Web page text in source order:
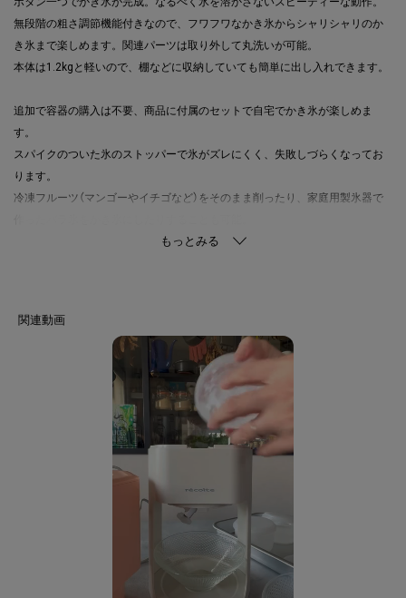
無段階の粗さ調節機能付きなので、フワフワなかき氷からシャリシャリのか
き氷まで楽しめます。関連パーツは取り外して丸洗いが可能。
本体は1.2kgと軽いので、棚などに収納していても簡単に出し入れできます。
追加で容器の購入は不要、商品に付属のセットで自宅でかき氷が楽しめま
す。
スパイクのついた氷のストッパーで氷がズレにくく、失敗しづらくなってお
ります。
冷凍フルーツ（マンゴーやイチゴなど）をそのまま削ったり、家庭用製氷器で
専用の製氷カップや家庭用製氷器を使ってジュースやヨーグルトなどを凍ら
パワフルモーターでハイスピードにかき氷を完成。素早く削れるので余計な
氷の溶けをなるべく抑え、粗さの調節もできるのでフワフワなかき氷からシ
ャリシャリのかき氷まで楽しめます。
スッキリシャープな見た目にお部屋に馴染むカラーを採用。
本体は1.2kgと軽量のため、しまう際にも取り回しがしやすくなっておりま
す。パーツも取り付け、取り外しのしやすい設計で、ストレスなくお使いい